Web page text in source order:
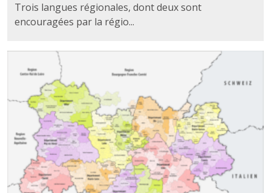
Trois langues régionales, dont deux sont
encouragées par la régio...